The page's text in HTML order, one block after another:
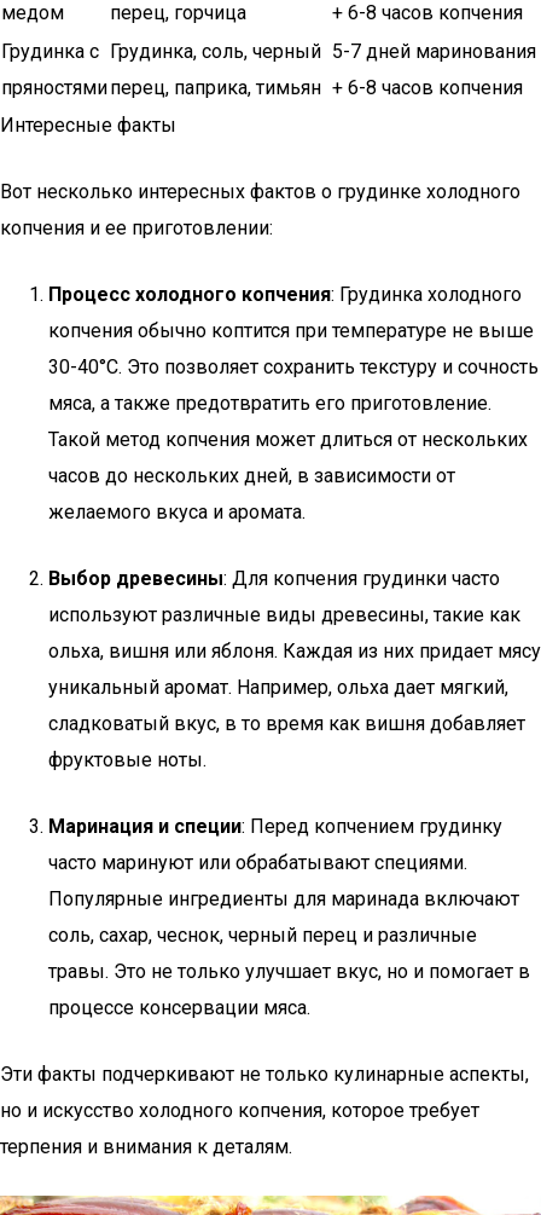
медом
перец, горчица
+ 6-8 часов копчения
Грудинка с
пряностями
Грудинка, соль, черный
перец, паприка, тимьян
5-7 дней маринования
+ 6-8 часов копчения
Интересные факты
Вот несколько интересных фактов о грудинке холодного
копчения и ее приготовлении:
Процесс холодного копчения: Грудинка холодного
копчения обычно коптится при температуре не выше
30-40°C. Это позволяет сохранить текстуру и сочность
мяса, а также предотвратить его приготовление.
Такой метод копчения может длиться от нескольких
часов до нескольких дней, в зависимости от
желаемого вкуса и аромата.
Выбор древесины: Для копчения грудинки часто
используют различные виды древесины, такие как
ольха, вишня или яблоня. Каждая из них придает мясу
уникальный аромат. Например, ольха дает мягкий,
сладковатый вкус, в то время как вишня добавляет
фруктовые ноты.
Маринация и специи: Перед копчением грудинку
часто маринуют или обрабатывают специями.
Популярные ингредиенты для маринада включают
соль, сахар, чеснок, черный перец и различные
травы. Это не только улучшает вкус, но и помогает в
процессе консервации мяса.
Эти факты подчеркивают не только кулинарные аспекты,
но и искусство холодного копчения, которое требует
терпения и внимания к деталям.